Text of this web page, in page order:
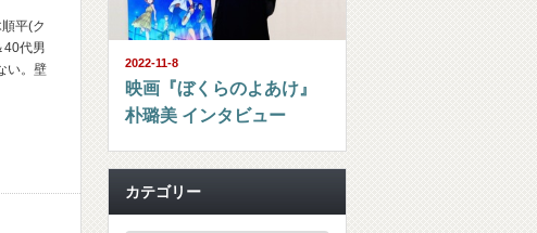
平(ク
40代男
い。壁
2022-11-8
映画『ぼくらのよあけ』
朴璐美 インタビュー
カテゴリー